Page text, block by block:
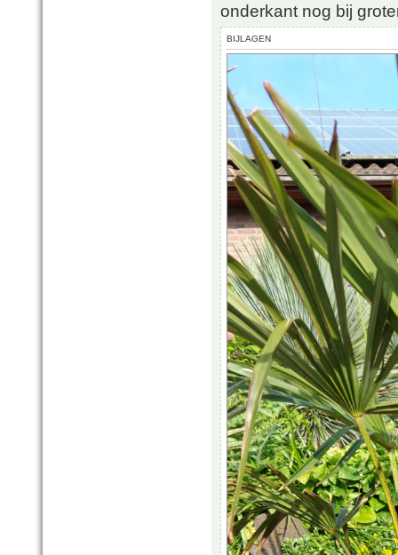
onderkant nog bij
BIJLAGEN